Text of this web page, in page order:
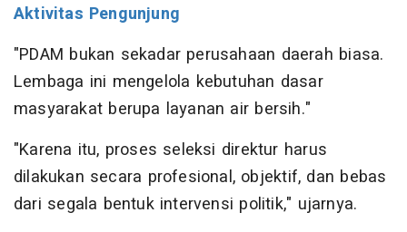
Aktivitas Pengunjung
"PDAM bukan sekadar perusahaan daerah biasa.
Lembaga ini mengelola kebutuhan dasar
masyarakat berupa layanan air bersih."
"Karena itu, proses seleksi direktur harus
dilakukan secara profesional, objektif, dan bebas
dari segala bentuk intervensi politik," ujarnya.